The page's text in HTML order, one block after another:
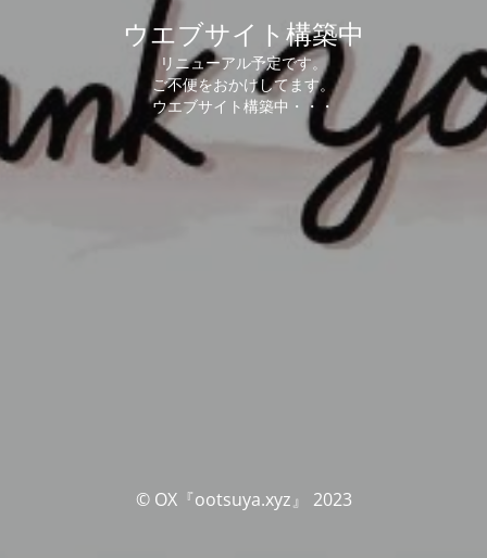
ウエブサイト構築中
リニューアル予定です。
ご不便をおかけしてます。
ウエブサイト構築中・・・
© OX『ootsuya.xyz』 2023